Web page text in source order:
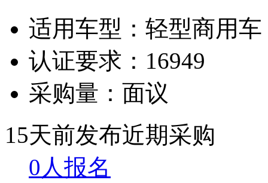
适用车型： 轻型商用车
认证要求： 16949
采购量： 面议
15天前发布近期采购
0人报名